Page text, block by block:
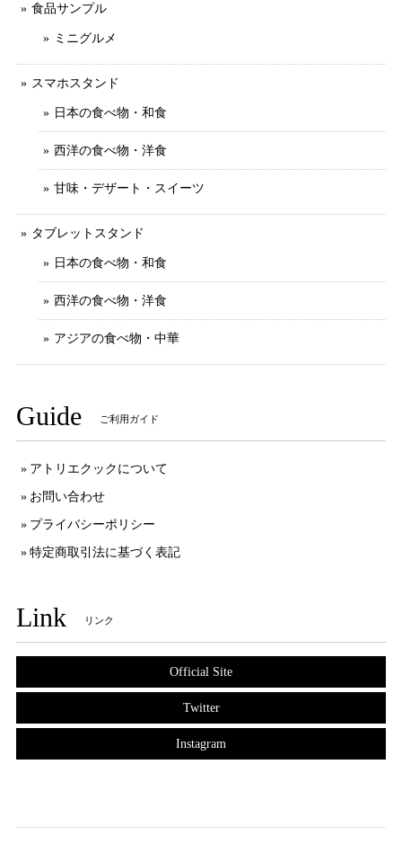
食品サンプル
ミニグルメ
スマホスタンド
日本の食べ物・和食
西洋の食べ物・洋食
甘味・デザート・スイーツ
タブレットスタンド
日本の食べ物・和食
西洋の食べ物・洋食
アジアの食べ物・中華
Guide ご利用ガイド
アトリエクックについて
お問い合わせ
プライバシーポリシー
特定商取引法に基づく表記
Link リンク
Official Site
Twitter
Instagram